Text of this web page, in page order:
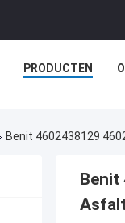
PRODUCTEN
Benit 4602438129
Benit